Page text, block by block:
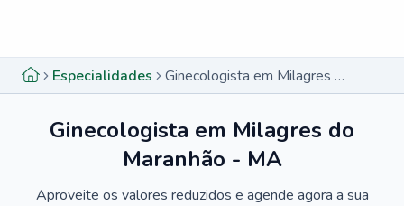
Especialidades Ginecologista em Milagres do Maranhão - MA
Ginecologista em Milagres do
Maranhão - MA
Aproveite os valores reduzidos e agende agora a sua